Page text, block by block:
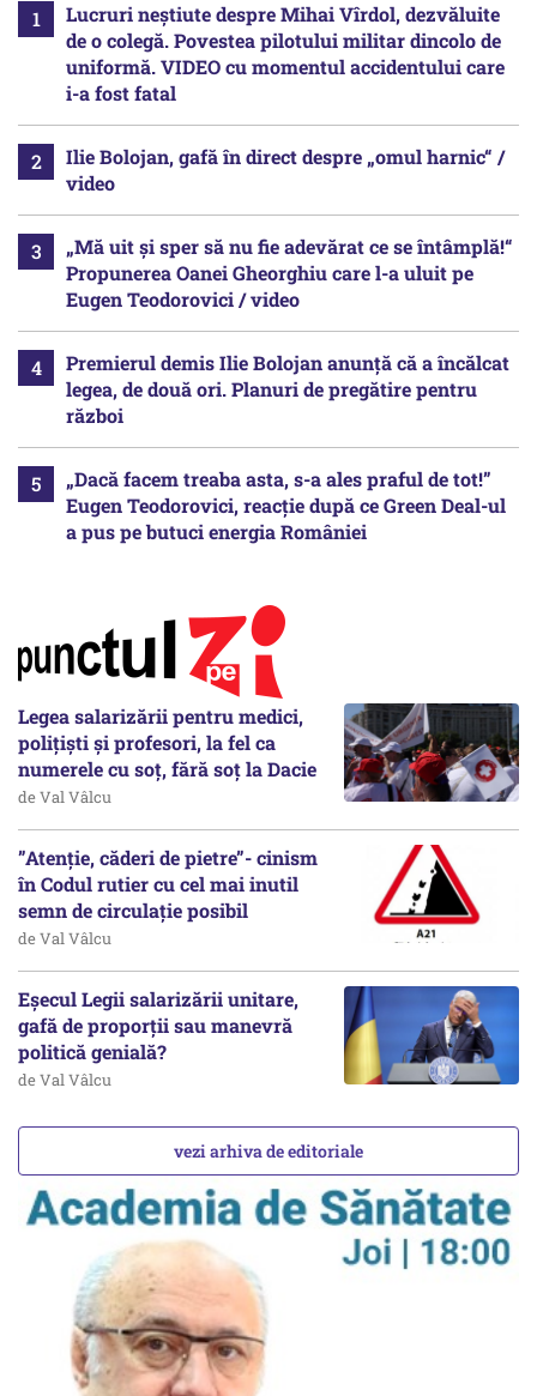
Lucruri neștiute despre Mihai Vîrdol, dezvăluite
de o colegă. Povestea pilotului militar dincolo de
uniformă. VIDEO cu momentul accidentului care
i-a fost fatal
Ilie Bolojan, gafă în direct despre „omul harnic“ /
video
„Mă uit și sper să nu fie adevărat ce se întâmplă!“
Propunerea Oanei Gheorghiu care l-a uluit pe
Eugen Teodorovici / video
Premierul demis Ilie Bolojan anunță că a încălcat
legea, de două ori. Planuri de pregătire pentru
război
„Dacă facem treaba asta, s-a ales praful de tot!”
Eugen Teodorovici, reacție după ce Green Deal-ul
a pus pe butuci energia României
Legea salarizării pentru medici,
polițiști și profesori, la fel ca
numerele cu soț, fără soț la Dacie
de Val Vâlcu
”Atenție, căderi de pietre”- cinism
în Codul rutier cu cel mai inutil
semn de circulație posibil
de Val Vâlcu
Eșecul Legii salarizării unitare,
gafă de proporții sau manevră
politică genială?
de Val Vâlcu
vezi arhiva de editoriale